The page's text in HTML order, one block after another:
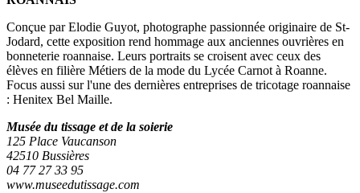
Conçue par Elodie Guyot, photographe passionnée originaire de St-
Jodard, cette exposition rend hommage aux anciennes ouvrières en
bonneterie roannaise. Leurs portraits se croisent avec ceux des
élèves en filière Métiers de la mode du Lycée Carnot à Roanne.
Focus aussi sur l'une des dernières entreprises de tricotage roannaise
: Henitex Bel Maille.
Musée du tissage et de la soierie
125 Place Vaucanson
42510 Bussières
04 77 27 33 95
www.museedutissage.com